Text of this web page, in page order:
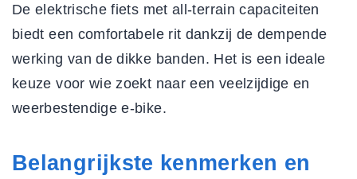
Deelektrische fiets met all-terrain capaciteiten
biedt een comfortabele rit dankzij de dempende
werking van de dikke banden. Het is een ideale
keuze voor wie zoekt naar een veelzijdige en
weerbestendige e-bike.
Belangrijkste kenmerken en